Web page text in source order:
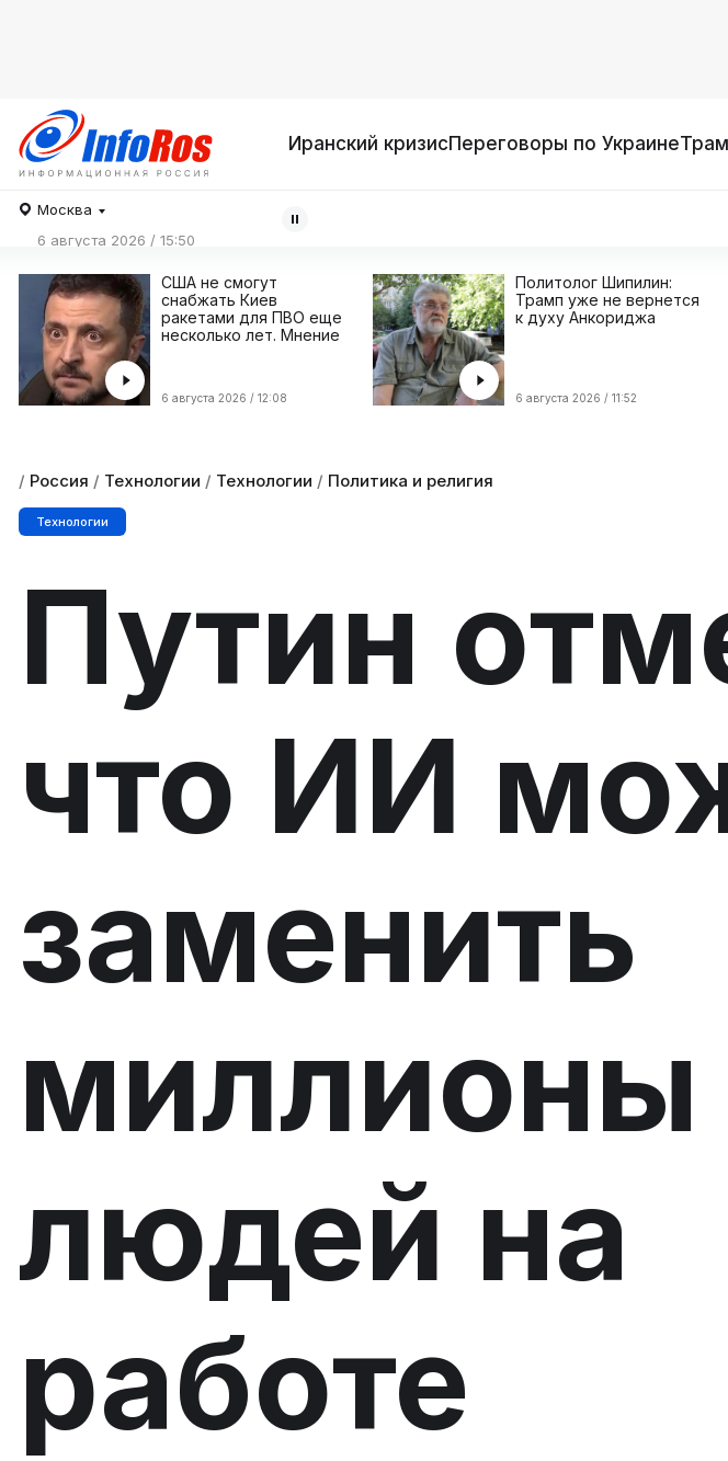
Иранский кризисПереговоры по Украине
Москва
6 августа 2026 / 15:50
США не смогут
снабжать Киев
ракетами для ПВО еще
несколько лет. Мнение
6 августа 2026 / 12:08
Политолог Шипилин:
Трамп уже не вернется
к духу Анкориджа
6 августа 2026 / 11:52
/ Россия / Технологии / Технологии / Политика и религия
Технологии
Путин
что ИИ
заменить
миллионы
людей на
работе